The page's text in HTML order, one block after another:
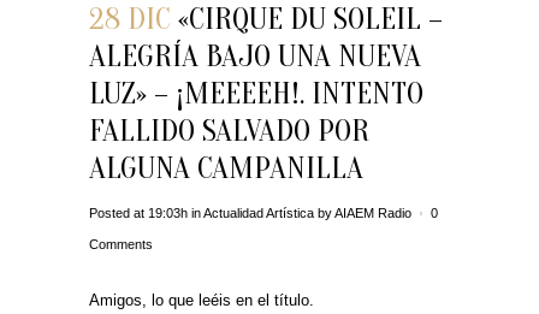
28 DIC «CIRQUE DU SOLEIL –
ALEGRÍA BAJO UNA NUEVA
LUZ» – ¡MEEEEH!. INTENTO
FALLIDO SALVADO POR
ALGUNA CAMPANILLA
Posted at 19:03h inActualidad Artística byAIAEM Radio 0
Comments
Amigos, lo que leéis en el título.